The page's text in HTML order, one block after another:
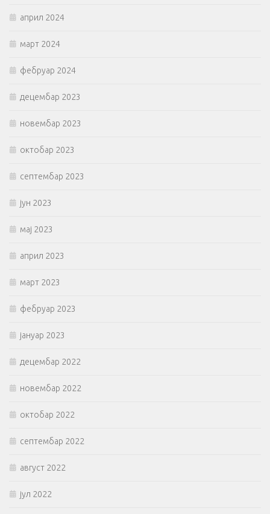
април 2024
март 2024
фебруар 2024
децембар 2023
новембар 2023
октобар 2023
септембар 2023
јун 2023
мај 2023
април 2023
март 2023
фебруар 2023
јануар 2023
децембар 2022
новембар 2022
октобар 2022
септембар 2022
август 2022
јул 2022